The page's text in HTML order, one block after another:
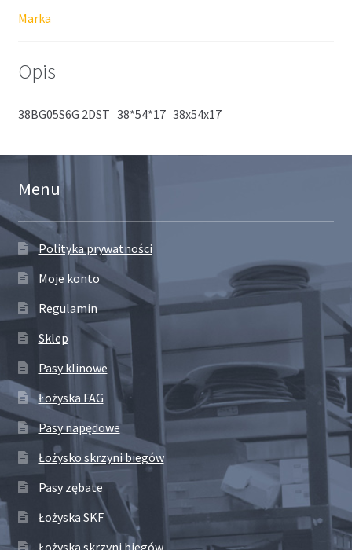
Marka
Opis
38BG05S6G 2DST 38*54*17 38x54x17
Menu
Polityka prywatności
Moje konto
Regulamin
Sklep
Pasy klinowe
Łożyska FAG
Pasy napędowe
Łożysko skrzyni biegów
Pasy zębate
Łożyska SKF
Łożyska skrzyni biegów